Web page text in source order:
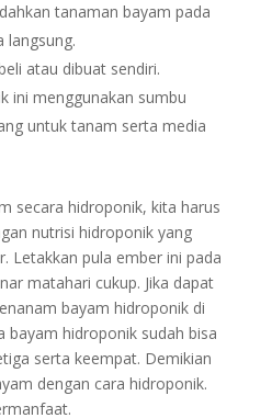
tanaman bayam pada
langsung.
atau dibuat sendiri.
ini menggunakan sumbu
untuk tanam serta media
secara hidroponik, kita harus
nutrisi hidroponik yang
Letakkan pula ember ini pada
matahari cukup. Jika dapat
bayam hidroponik di
bayam hidroponik sudah bisa
serta keempat. Demikian
dengan cara hidroponik.